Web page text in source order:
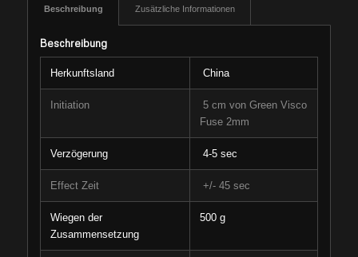
Beschreibung Zusätzliche Informationen
Beschreibung
Herkunftsland China
Initiation
5 cm von Green Visco
Fuse 2mm
Verzögerung 4-5 sec
Effect Zeit +/- 45 sec
Wiegen der
Zusammensetzung
500 g